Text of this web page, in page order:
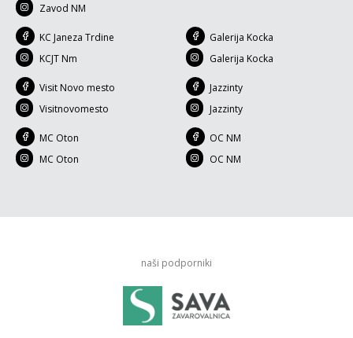
Zavod NM
KC Janeza Trdine
KCJT Nm
Galerija Kocka
Galerija Kocka
Visit Novo mesto
Visitnovomesto
Jazzinty
Jazzinty
MC Oton
MC Oton
OC NM
OC NM
naši podporniki